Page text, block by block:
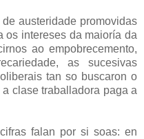
austeridade promovidas
os intereses da maioría da
ao empobrecemento,
as sucesivas
tan so buscaron o
clase traballadora paga a
falan por si soas: en